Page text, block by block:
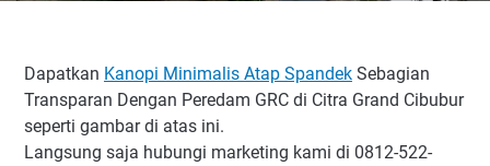
Dapatkan Kanopi Minimalis Atap Spandek Sebagian
Transparan Dengan Peredam GRC di Citra Grand Cibubur
seperti gambar di atas ini.
Langsung saja hubungi marketing kami di 0812-522-